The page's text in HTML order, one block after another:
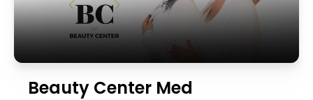
Beauty Center Med